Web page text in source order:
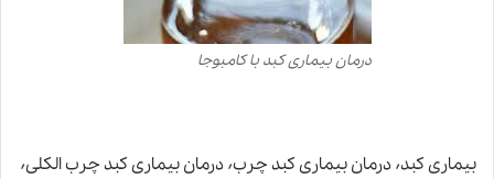
درمان بیماری کبد با کامبوجا
بیماری کبد٬ درمان بیماری کبد چرب٬ درمان بیماری کبد چرب الکلی٬